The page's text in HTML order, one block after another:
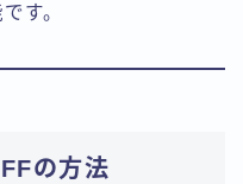
す。
の方法